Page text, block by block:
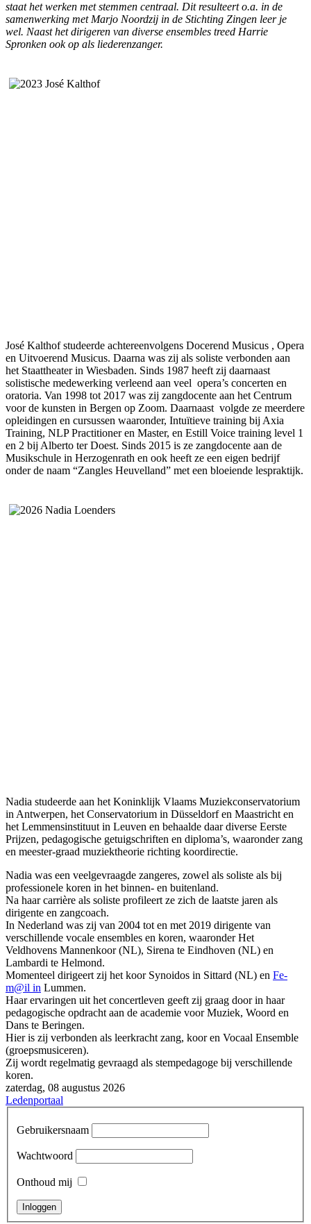
staat het werken met stemmen centraal. Dit resulteert o.a. in de
samenwerking met Marjo Noordzij in de Stichting Zingen leer je
wel. Naast het dirigeren van diverse ensembles treed Harrie
Spronken ook op als liederenzanger.
José Kalthof studeerde achtereenvolgens Docerend Musicus , Opera
en Uitvoerend Musicus. Daarna was zij als soliste verbonden aan
het Staattheater in Wiesbaden. Sinds 1987 heeft zij daarnaast
solistische medewerking verleend aan veel opera’s concerten en
oratoria. Van 1998 tot 2017 was zij zangdocente aan het Centrum
voor de kunsten in Bergen op Zoom. Daarnaast volgde ze meerdere
opleidingen en cursussen waaronder, Intuïtieve training bij Axia
Training, NLP Practitioner en Master, en Estill Voice training level 1
en 2 bij Alberto ter Doest. Sinds 2015 is ze zangdocente aan de
Musikschule in Herzogenrath en ook heeft ze een eigen bedrijf
onder de naam “Zangles Heuvelland” met een bloeiende lespraktijk.
Nadia studeerde aan het Koninklijk Vlaams Muziekconservatorium
in Antwerpen, het Conservatorium in Düsseldorf en Maastricht en
het Lemmensinstituut in Leuven en behaalde daar diverse Eerste
Prijzen, pedagogische getuigschriften en diploma’s, waaronder zang
en meester-graad muziektheorie richting koordirectie.
Nadia was een veelgevraagde zangeres, zowel als soliste als bij
professionele koren in het binnen- en buitenland.
Na haar carrière als soliste profileert ze zich de laatste jaren als
dirigente en zangcoach.
In Nederland was zij van 2004 tot en met 2019 dirigente van
verschillende vocale ensembles en koren, waaronder Het
Veldhovens Mannenkoor (NL), Sirena te Eindhoven (NL) en
Lambardi te Helmond.
Momenteel dirigeert zij het koor Synoidos in Sittard (NL) en Fe-
m@il in Lummen.
Haar ervaringen uit het concertleven geeft zij graag door in haar
pedagogische opdracht aan de academie voor Muziek, Woord en
Dans te Beringen.
Hier is zij verbonden als leerkracht zang, koor en Vocaal Ensemble
(groepsmusiceren).
Zij wordt regelmatig gevraagd als stempedagoge bij verschillende
koren.
zaterdag, 08 augustus 2026
Ledenportaal
Gebruikersnaam
Wachtwoord
Onthoud mij